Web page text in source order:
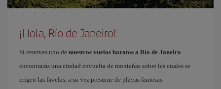
¡Hola, Río de Janeiro!
Si reservas uno de nuestros vuelos baratos a Río de Janeiro
encontrarás una ciudad envuelta de montañas sobre las cuales se
erigen las favelas, a su vez presume de playas famosas